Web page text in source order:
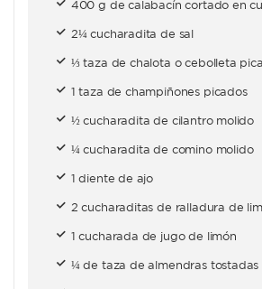
400 g de calabacín cortado en
2¼ cucharadita de sal
⅓ taza de chalota o cebolleta
1 taza de champiñones picados
½ cucharadita de cilantro molido
¼ cucharadita de comino molido
1 diente de ajo
2 cucharaditas de ralladura de
1 cucharada de jugo de limón
¼ de taza de almendras tostadas